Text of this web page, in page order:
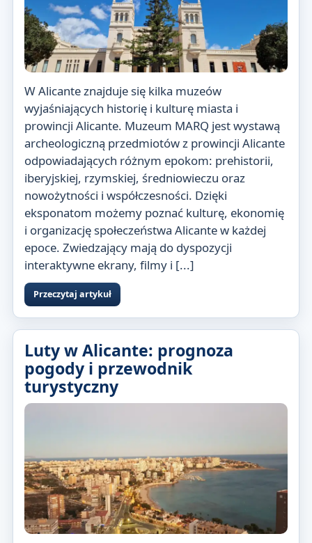
W Alicante znajduje się kilka muzeów
wyjaśniających historię i kulturę miasta i
prowincji Alicante. Muzeum MARQ jest wystawą
archeologiczną przedmiotów z prowincji Alicante
odpowiadających różnym epokom: prehistorii,
iberyjskiej, rzymskiej, średniowieczu oraz
nowożytności i współczesności. Dzięki
eksponatom możemy poznać kulturę, ekonomię
i organizację społeczeństwa Alicante w każdej
epoce. Zwiedzający mają do dyspozycji
interaktywne ekrany, filmy i [...]
Przeczytaj artykuł
Luty w Alicante: prognoza
pogody i przewodnik
turystyczny